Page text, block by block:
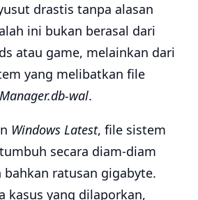
drastis tanpa alasan
ini bukan berasal dari
atau game, melainkan dari
yang melibatkan file
wal.
Windows Latest, file sistem
secara diam-diam
ratusan gigabyte.
kasus yang dilaporkan,